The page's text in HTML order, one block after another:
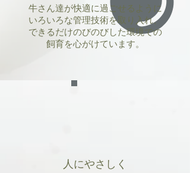
牛さん達が快適に過ごせるように
いろいろな管理技術を取り入れ、
できるだけのびのびした環境での
飼育を心がけています。
​人にやさしく